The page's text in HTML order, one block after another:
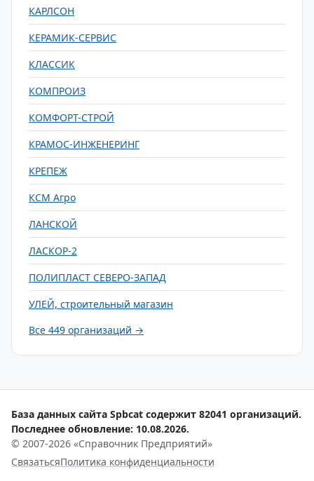
КАРЛСОН
КЕРАМИК-СЕРВИС
КЛАССИК
КОМПРОИЗ
КОМФОРТ-СТРОЙ
КРАМОС-ИНЖЕНЕРИНГ
КРЕПЕЖ
КСМ Агро
ЛАНСКОЙ
ЛАСКОР-2
ПОЛИПЛАСТ СЕВЕРО-ЗАПАД
УЛЕЙ, строительный магазин
Все 449 организаций →
База данных сайта Spbcat содержит 82041 организаций.
Последнее обновление: 10.08.2026.
© 2007-2026 «Справочник Предприятий»
СвязатьсяПолитика конфиденциальности